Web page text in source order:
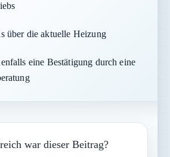
über die aktuelle Heizung
eine Bestätigung durch eine
war dieser Beitrag?